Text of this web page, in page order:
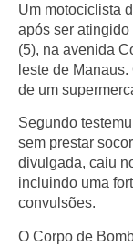
Um motociclista
após ser atingido
(5), na avenida
leste de
de um
Segundo
sem prestar
divulgada, caiu
incluindo uma
convulsões.
O Corpo de